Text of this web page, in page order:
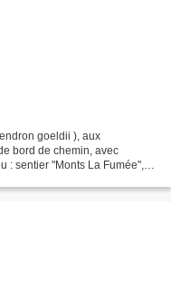
goeldii ), aux
bord de chemin, avec
: sentier "Monts La Fumée",